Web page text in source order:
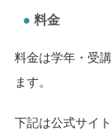
料金
料金は学年・受
ます。
下記は公式サイ